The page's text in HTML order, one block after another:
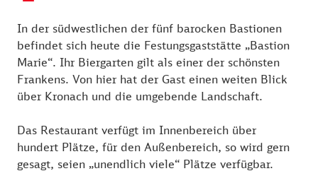
In der südwestlichen der fünf barocken Bastionen
befindet sich heute die Festungsgaststätte „Bastion
Marie“. Ihr Biergarten gilt als einer der schönsten
Frankens. Von hier hat der Gast einen weiten Blick
über Kronach und die umgebende Landschaft.
Das Restaurant verfügt im Innenbereich über
hundert Plätze, für den Außenbereich, so wird gern
gesagt, seien „unendlich viele“ Plätze verfügbar.